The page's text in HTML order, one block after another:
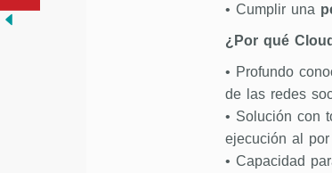
• Cumplir una
¿Por qué
• Profundo
de las redes
• Solución con
ejecución al por
• Capacidad